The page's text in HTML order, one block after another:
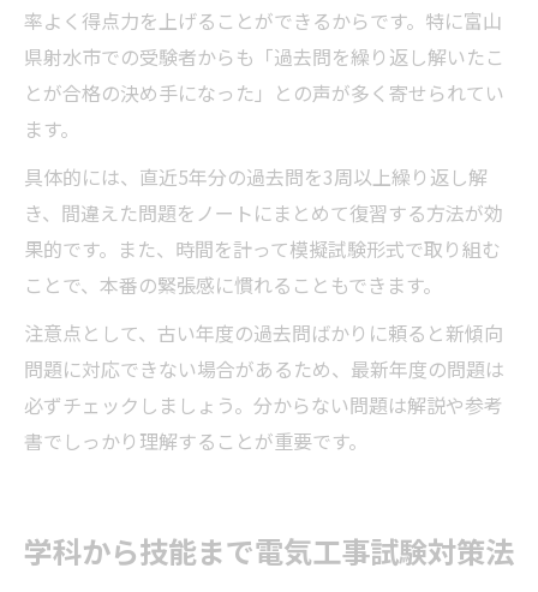
率よく得点力を上げることができるからです。特に富山
県射水市での受験者からも「過去問を繰り返し解いたこ
とが合格の決め手になった」との声が多く寄せられてい
ます。
具体的には、直近5年分の過去問を3周以上繰り返し解
き、間違えた問題をノートにまとめて復習する方法が効
果的です。また、時間を計って模擬試験形式で取り組む
ことで、本番の緊張感に慣れることもできます。
注意点として、古い年度の過去問ばかりに頼ると新傾向
問題に対応できない場合があるため、最新年度の問題は
必ずチェックしましょう。分からない問題は解説や参考
書でしっかり理解することが重要です。
学科から技能まで電気工事試験対策法